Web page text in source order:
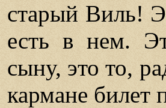
старый Виль!
есть в нем.
сыну, это то,
кармане билет